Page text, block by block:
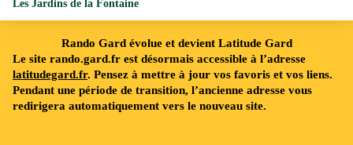
Rando Gard évolue et devient Latitude Gard
Le site rando.gard.fr est désormais accessible à l’adresse
latitudegard.fr. Pensez à mettre à jour vos favoris et vos liens.
Pendant une période de transition, l’ancienne adresse vous
redirigera automatiquement vers le nouveau site.
Les Jardins de la Fontaine